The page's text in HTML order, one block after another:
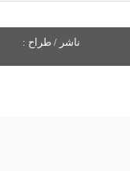
ناشر / طراح :